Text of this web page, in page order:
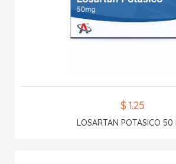
$ 1.25
LOSARTAN POTASICO 50